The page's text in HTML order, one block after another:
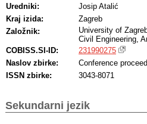
Uredniki:
Josip Atalić
Kraj izida:
Zagreb
Založnik:
University of
Civil Engineering,
COBISS.SI-ID:
231990275
Naslov zbirke:
Conference
ISSN zbirke:
3043-8071
Sekundarni jezik